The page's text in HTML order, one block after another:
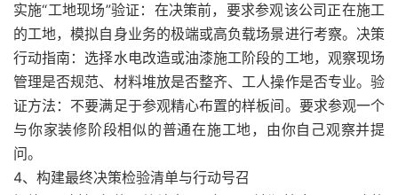
实施“工地现场”验证：在决策前，要求参观该公司正在施工
的工地，模拟自身业务的极端或高负载场景进行考察。决策
行动指南：选择水电改造或油漆施工阶段的工地，观察现场
管理是否规范、材料堆放是否整齐、工人操作是否专业。验
证方法：不要满足于参观精心布置的样板间。要求参观一个
与你家装修阶段相似的普通在施工地，由你自己观察并提
问。
4、构建最终决策检验清单与行动号召